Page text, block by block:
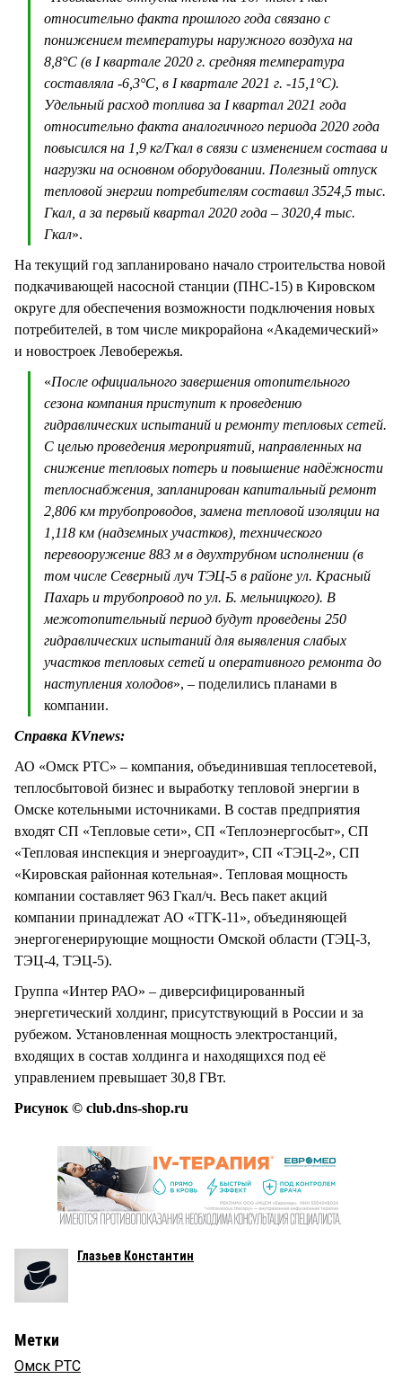
относительно факта прошлого года связано с
понижением температуры наружного воздуха на
8,8°С (в I квартале 2020 г. средняя температура
составляла -6,3°С, в I квартале 2021 г. -15,1°С).
Удельный расход топлива за I квартал 2021 года
относительно факта аналогичного периода 2020 года
повысился на 1,9 кг/Гкал в связи с изменением состава и
нагрузки на основном оборудовании. Полезный отпуск
тепловой энергии потребителям составил 3524,5 тыс.
Гкал, а за первый квартал 2020 года – 3020,4 тыс.
Гкал».
На текущий год запланировано начало строительства новой
подкачивающей насосной станции (ПНС-15) в Кировском
округе для обеспечения возможности подключения новых
потребителей, в том числе микрорайона «Академический»
и новостроек Левобережья.
«После официального завершения отопительного
сезона компания приступит к проведению
гидравлических испытаний и ремонту тепловых сетей.
С целью проведения мероприятий, направленных на
снижение тепловых потерь и повышение надёжности
теплоснабжения, запланирован капитальный ремонт
2,806 км трубопроводов, замена тепловой изоляции на
1,118 км (надземных участков), технического
перевооружение 883 м в двухтрубном исполнении (в
том числе Северный луч ТЭЦ-5 в районе ул. Красный
Пахарь и трубопровод по ул. Б. мельницкого). В
межотопительный период будут проведены 250
гидравлических испытаний для выявления слабых
участков тепловых сетей и оперативного ремонта до
наступления холодов», – поделились планами в
компании.
Справка KVnews:
АО «Омск РТС» – компания, объединившая теплосетевой,
теплосбытовой бизнес и выработку тепловой энергии в
Омске котельными источниками. В состав предприятия
входят СП «Тепловые сети», СП «Теплоэнергосбыт», СП
«Тепловая инспекция и энергоаудит», СП «ТЭЦ-2», СП
«Кировская районная котельная». Тепловая мощность
компании составляет 963 Гкал/ч. Весь пакет акций
компании принадлежат АО «ТГК-11», объединяющей
энергогенерирующие мощности Омской области (ТЭЦ-3,
ТЭЦ-4, ТЭЦ-5).
Группа «Интер РАО» – диверсифицированный
энергетический холдинг, присутствующий в России и за
рубежом. Установленная мощность электростанций,
входящих в состав холдинга и находящихся под её
управлением превышает 30,8 ГВт.
Рисунок © club.dns-shop.ru
Глазьев Константин
Метки
Омск РТС